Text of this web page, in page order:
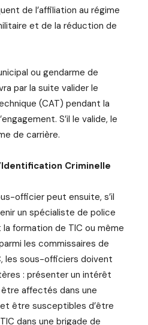
de l’affiliation au régime
et de la réduction de
ou gendarme de
par la suite valider le
(CAT) pendant la
S’il le valide, le
de carrière.
Criminelle
officier peut ensuite, s’il
un spécialiste de police
formation de TIC ou même
les commissaires de
les sous-officiers doivent
: présenter un intérêt
affectés dans une
être susceptibles d’être
dans une brigade de